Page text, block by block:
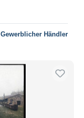
Gewerblicher Händler